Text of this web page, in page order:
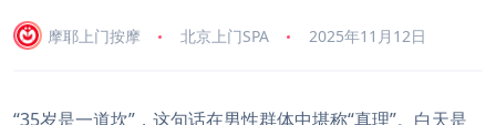
摩耶上门按摩 北京上门SPA 2025年11月12日
“35岁是一道坎”，这句话在男性群体中堪称“真理”。白天是